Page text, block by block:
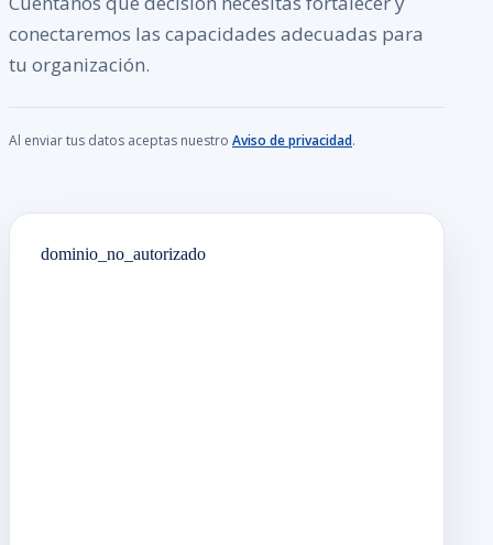
conectaremos las capacidades adecuadas para
tu organización.
Al enviar tus datos aceptas nuestro Aviso de privacidad.
dominio_no_autorizado